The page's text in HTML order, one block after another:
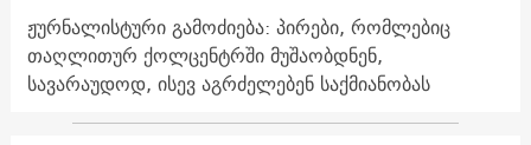
ჟურნალისტური გამოძიება: პირები, რომლებიც
თაღლითურ ქოლცენტრში მუშაობდნენ,
სავარაუდოდ, ისევ აგრძელებენ საქმიანობას